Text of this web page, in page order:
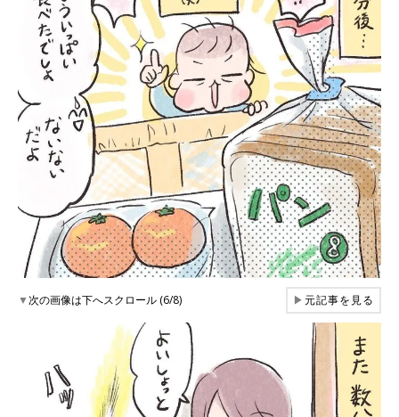
▼次の画像は下へスクロール (6/8) ▶元記事を見る